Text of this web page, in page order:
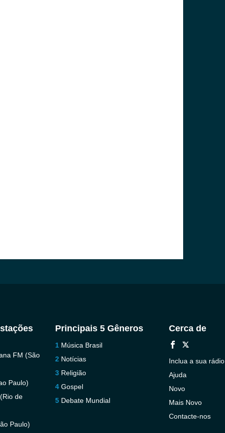
FM (São
Paulo)
de
Paulo)
Principais 5 Gêneros
Música Brasil
Notícias
Religião
Gospel
Debate Mundial
Cerca de
Inclua a sua rádio
Ajuda
Novo
Mais Novo
Contacte-nos